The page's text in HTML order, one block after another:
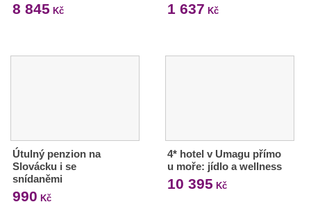
8 845 Kč 1 637 Kč
Útulný penzion na
Slovácku i se
snídaněmi
990 Kč
4* hotel v Umagu přímo
u moře: jídlo a wellness
10 395 Kč